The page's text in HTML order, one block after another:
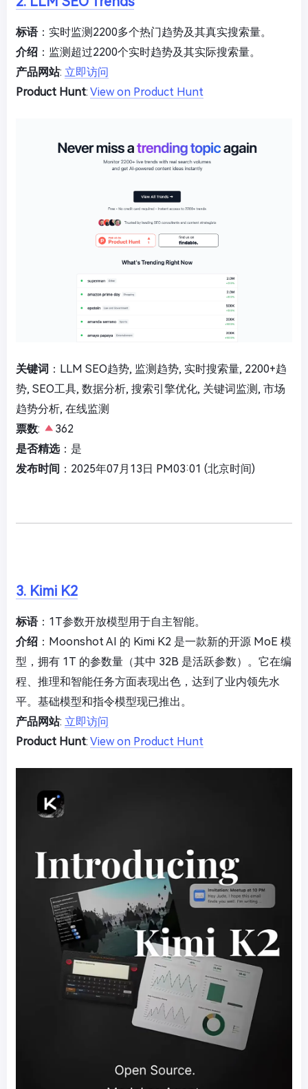
标语：实时监测2200多个热门趋势及其真实搜索量。
介绍 ：监测超过2200个实时趋势及其实际搜索量。
产品网站: 立即访问
Product Hunt: View on Product Hunt
关键词 ：LLM SEO趋势, 监测趋势, 实时搜索量, 2200+趋
势, SEO工具, 数据分析, 搜索引擎优化, 关键词监测, 市场
趋势分析, 在线监测
票数:
362
是否精选：是
发布时间 ：2025年07月13日 PM03:01 (北京时间)
3. Kimi K2
标语：1T参数开放模型用于自主智能。
介绍 ：Moonshot AI 的 Kimi K2 是一款新的开源 MoE 模
型，拥有 1T 的参数量（其中 32B 是活跃参数）。它在编
程、推理和智能任务方面表现出色，达到了业内领先水
平。基础模型和指令模型现已推出。
产品网站: 立即访问
Product Hunt: View on Product Hunt